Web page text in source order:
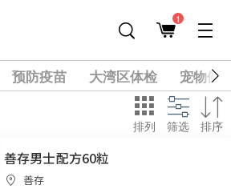
1
预防疫苗 大湾区体检
宠物健
排列 筛选 排序
善存男士配方60粒
善存